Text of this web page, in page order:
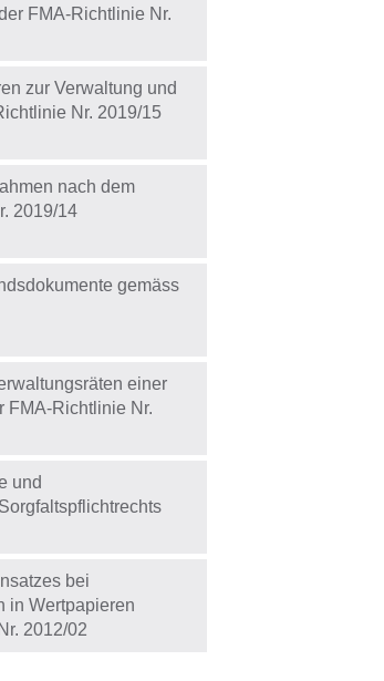
FMA-Richtlinie Nr.
zur Verwaltung und
Nr. 2019/15
nach dem
2019/14
gemäss
einer
FMA-Richtlinie Nr.
und
bei
in Wertpapieren
2012/02